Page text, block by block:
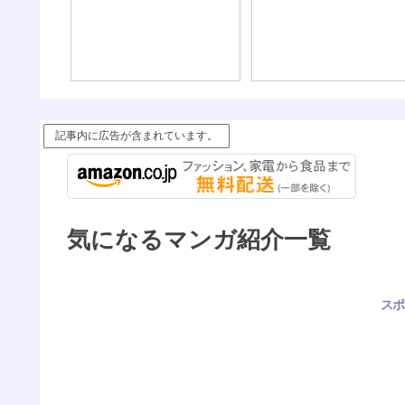
記事内に広告が含まれています。
気になるマンガ紹介一覧
ス